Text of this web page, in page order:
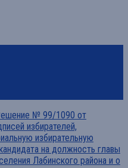
№ 99/1090 от
избирателей,
избирательную
на должность главы
Лабинского района и о